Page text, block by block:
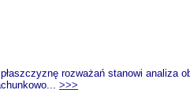
rozważań stanowi analiza
>>>